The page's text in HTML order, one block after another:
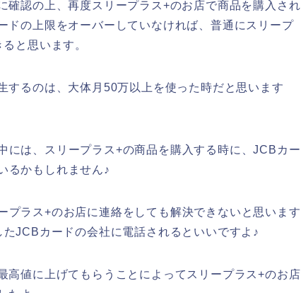
確認の上、再度スリープラス+のお店で商品を購入され
ドの上限をオーバーしていなければ、普通にスリープ
と思います。
するのは、大体月50万以上を使った時だと思います
には、スリープラス+の商品を購入する時に、JCBカー
るかもしれません♪
プラス+のお店に連絡をしても解決できないと思います
JCBカードの会社に電話されるといいですよ♪
高値に上げてもらうことによってスリープラス+のお店